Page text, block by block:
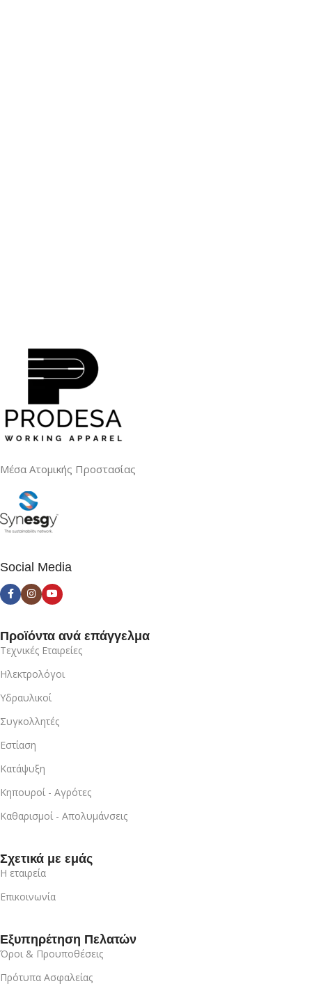
Μέσα Ατομικής Προστασίας
Social Media
Προϊόντα ανά επάγγελμα
Τεχνικές Εταιρείες
Ηλεκτρολόγοι
Υδραυλικοί
Συγκολλητές
Εστίαση
Κατάψυξη
Κηπουροί - Αγρότες
Καθαρισμοί - Απολυμάνσεις
Σχετικά με εμάς
Η εταιρεία
Επικοινωνία
Εξυπηρέτηση Πελατών
Όροι & Προυποθέσεις
Πρότυπα Ασφαλείας